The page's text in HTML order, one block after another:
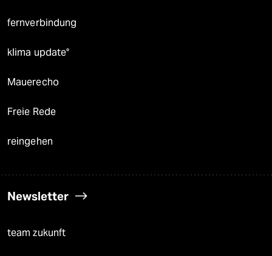
fernverbindung
klima update°
Mauerecho
Freie Rede
reingehen
Newsletter
team zukunft